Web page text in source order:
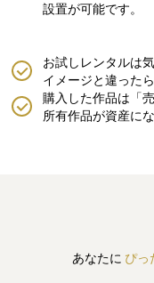
設置が可能です。
購入した作品は「
所有作品が資産にな
お試しレンタルは
イメージと違った
あなたに ぴっ